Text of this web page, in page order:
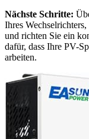
Nächste Schritte:
Ihres
und richten Sie ein
dafür, dass Ihre PV-
arbeiten.